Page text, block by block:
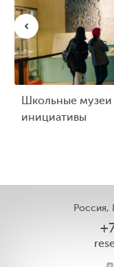
Школьные
инициативы
Россия,